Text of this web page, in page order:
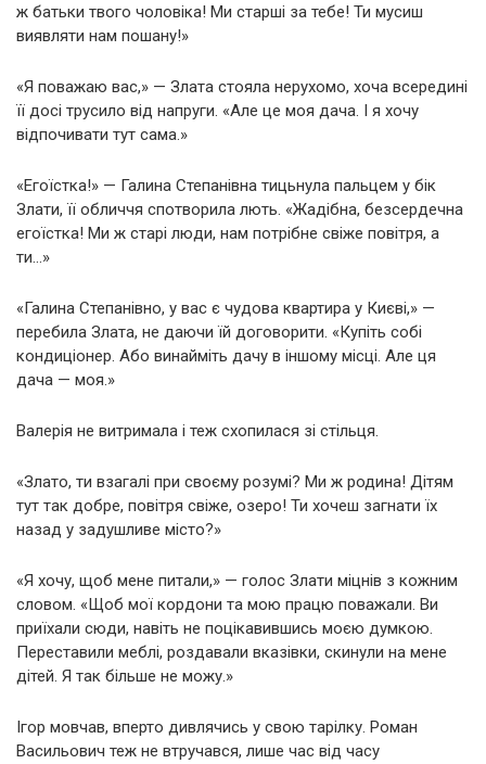
ж батьки твого чоловіка! Ми старші за тебе! Ти мусиш
виявляти нам пошану!»
«Я поважаю вас,» — Злата стояла нерухомо, хоча всередині
її досі трусило від напруги. «Але це моя дача. І я хочу
відпочивати тут сама.»
«Егоїстка!» — Галина Степанівна тицьнула пальцем у бік
Злати, її обличчя спотворила лють. «Жадібна, безсердечна
егоїстка! Ми ж старі люди, нам потрібне свіже повітря, а
ти…»
«Галина Степанівно, у вас є чудова квартира у Києві,» —
перебила Злата, не даючи їй договорити. «Купіть собі
кондиціонер. Або винайміть дачу в іншому місці. Але ця
дача — моя.»
Валерія не витримала і теж схопилася зі стільця.
«Злато, ти взагалі при своєму розумі? Ми ж родина! Дітям
тут так добре, повітря свіже, озеро! Ти хочеш загнати їх
назад у задушливе місто?»
«Я хочу, щоб мене питали,» — голос Злати міцнів з кожним
словом. «Щоб мої кордони та мою працю поважали. Ви
приїхали сюди, навіть не поцікавившись моєю думкою.
Переставили меблі, роздавали вказівки, скинули на мене
дітей. Я так більше не можу.»
Ігор мовчав, вперто дивлячись у свою тарілку. Роман
Васильович теж не втручався, лише час від часу